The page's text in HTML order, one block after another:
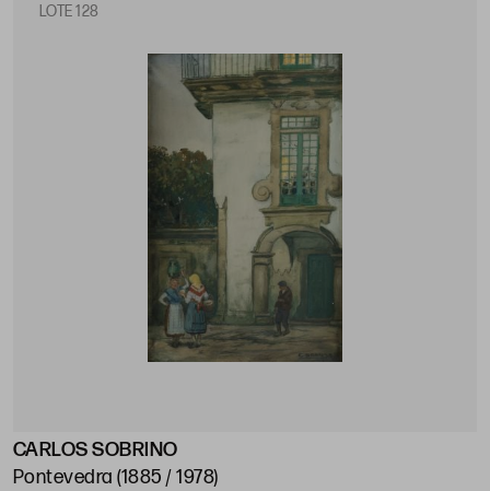
LOTE 128
CARLOS SOBRINO
Pontevedra (1885 / 1978)